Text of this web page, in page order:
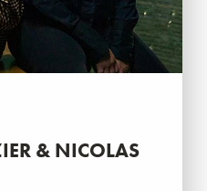
& NICOLAS